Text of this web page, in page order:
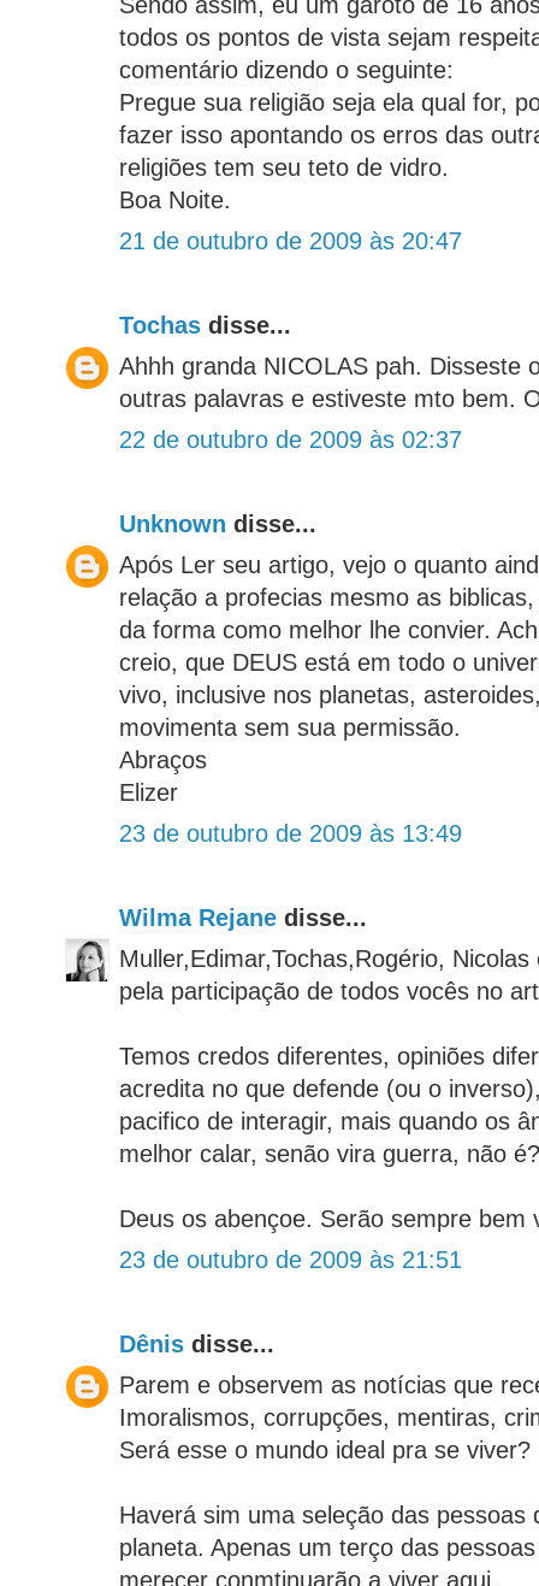
todos os pontos de vista sejam
comentário dizendo o seguinte:
Pregue sua religião seja ela qual for,
fazer isso apontando os erros das
religiões tem seu teto de vidro.
Boa Noite.
21 de outubro de 2009 às 20:47
Tochas disse...
Ahhh granda NICOLAS pah. Disseste
outras palavras e estiveste mto bem.
22 de outubro de 2009 às 02:37
Unknown disse...
Após Ler seu artigo, vejo o quanto
relação a profecias mesmo as
da forma como melhor lhe convier.
creio, que DEUS está em todo o
vivo, inclusive nos planetas,
movimenta sem sua permissão.
Abraços
Elizer
23 de outubro de 2009 às 13:49
Wilma Rejane disse...
Muller,Edimar,Tochas,Rogério,
pela participação de todos vocês no
Temos credos diferentes, opiniões
acredita no que defende (ou o
pacifico de interagir, mais quando os
melhor calar, senão vira guerra, não é?
Deus os abençoe. Serão sempre bem
23 de outubro de 2009 às 21:51
Dênis disse...
Parem e observem as notícias que
Imoralismos, corrupções, mentiras,
Será esse o mundo ideal pra se viver?
Haverá sim uma seleção das pessoas
planeta. Apenas um terço das
merecer conmtinuarão a viver aqui.